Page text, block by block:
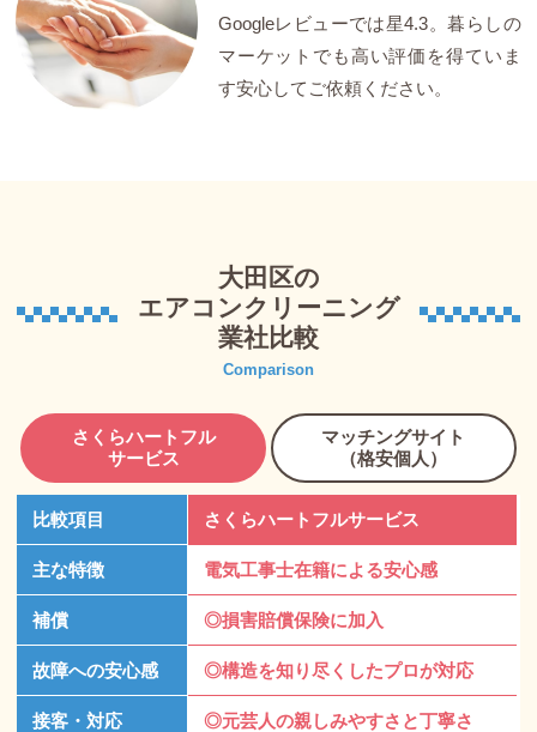
Googleレビューでは星4.3。暮らしの
マーケットでも高い評価を得ていま
す安心してご依頼ください。
大田区の
エアコンクリーニング
業社比較
Comparison
さくらハートフル
サービス
マッチングサイト
（格安個人）
比較項目 さくらハートフルサービス
主な特徴 電気工事士在籍による安心感
補償 ◎損害賠償保険に加入
故障への安心感 ◎構造を知り尽くしたプロが対応
接客・対応 ◎元芸人の親しみやすさと丁寧さ